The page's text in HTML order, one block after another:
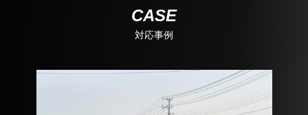
CASE
対応事例